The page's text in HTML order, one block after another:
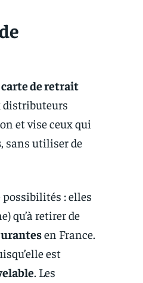
carte de retrait
distributeurs
et vise ceux qui
, sans utiliser de
possibilités : elles
qu’à retirer de
en France.
est
. Les